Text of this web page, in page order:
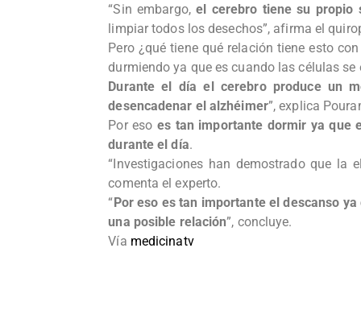
“Sin embargo,el cerebro tiene su propio
limpiar todos los desechos”, afirma el
Pero ¿qué tiene qué relación tiene esto
durmiendo ya que es cuando las células
Durante el día el cerebro produce un
desencadenar el alzhéimer”, explica
Por eso es tan importante dormir ya que
durante el día.
“Investigaciones han demostrado que la
comenta el experto.
“Por eso es tan importante el descanso
una posible relación”, concluye.
Vía medicinatv